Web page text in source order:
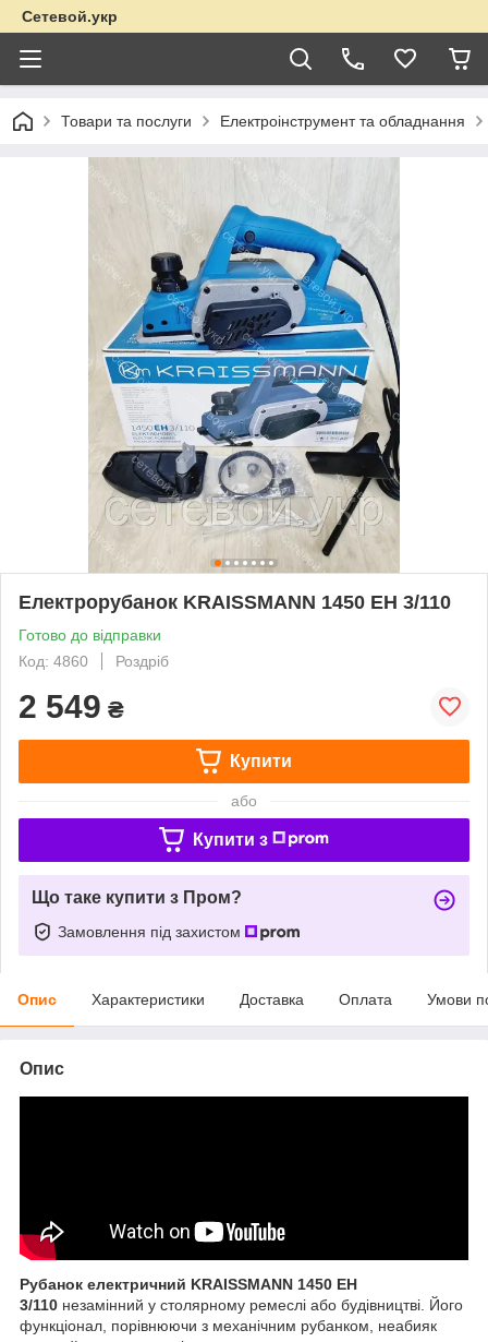
Сетевой.укр
Товари та послуги Електроінструмент та обладнання
Електрорубанок KRAISSMANN 1450 EH 3/110
Готово до відправки
Код: 4860
Роздріб
2 549 ₴
Купити
або
Купити з
Що таке купити з Пром?
Замовлення під захистом
Опис Характеристики Доставка Оплата Умови
Опис
Рубанок електричний KRAISSMANN 1450 EH
3/110 незамінний у столярному ремеслі або будівництві. Його
функціонал, порівнюючи з механічним рубанком, неабияк